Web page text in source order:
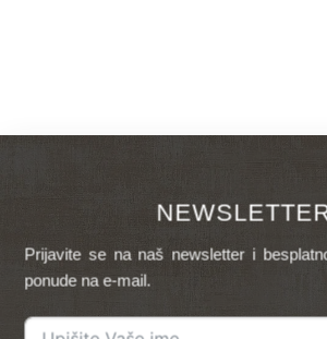
Prijavite se na naš newsletter i
ponude na e-mail.